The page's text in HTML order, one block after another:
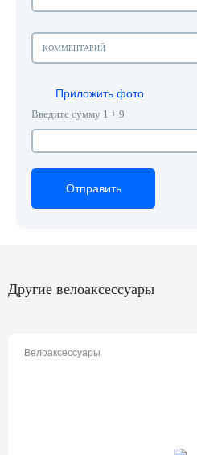
Приложить фото
Введите сумму 1 + 9
Отправить
Отправить
Отправить
Другие велоаксессуары
Велоаксессуары